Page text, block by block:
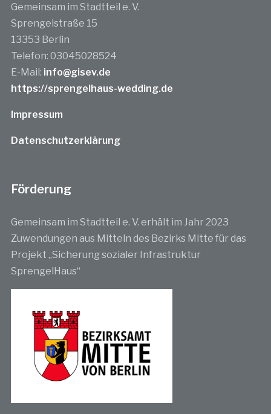
Gemeinsam im Stadtteil e. V.
Sprengelstraße 15
13353 Berlin
Telefon: 03045028524
E-Mail: info@gisev.de
https://sprengelhaus-wedding.de
Impressum
Datenschutzerklärung
Förderung
Gemeinsam im Stadtteil e. V. erhält im Jahr 2023
Zuwendungen aus Mitteln des Bezirks Mitte für das
Projekt „Sicherung sozialer Infrastruktur
SprengelHaus“